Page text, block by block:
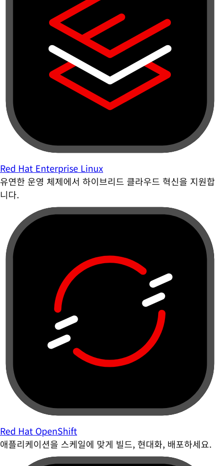
Red Hat Enterprise Linux
유연한 운영 체제에서 하이브리드 클라우드 혁신을 지원합
니다.
Red Hat OpenShift
애플리케이션을 스케일에 맞게 빌드, 현대화, 배포하세요.